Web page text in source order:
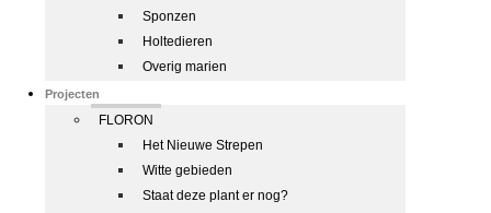
Sponzen
Holtedieren
Overig marien
Projecten
FLORON
Het Nieuwe Strepen
Witte gebieden
Staat deze plant er nog?